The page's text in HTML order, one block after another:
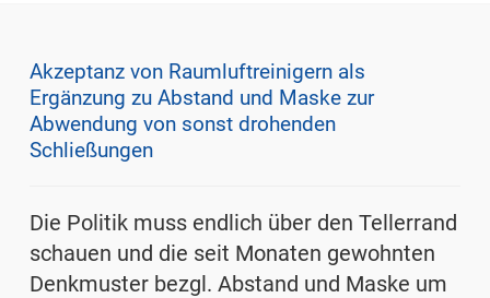
Akzeptanz von Raumluftreinigern als
Ergänzung zu Abstand und Maske zur
Abwendung von sonst drohenden
Schließungen
Die Politik muss endlich über den Tellerrand
schauen und die seit Monaten gewohnten
Denkmuster bezgl. Abstand und Maske um